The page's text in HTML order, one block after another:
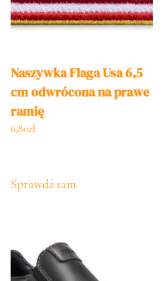
Naszywka Flaga Usa 6,5
cm odwrócona na prawe
ramię
6,80zł
Sprawdź sam